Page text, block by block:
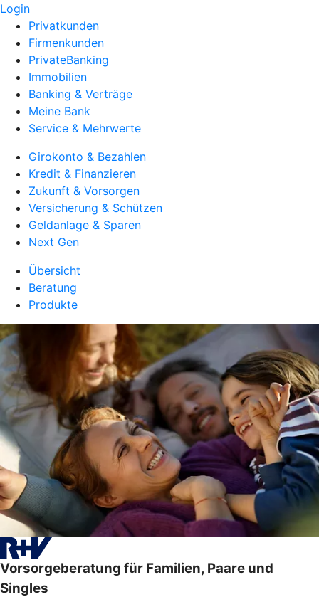
Login
Privatkunden
Firmenkunden
PrivateBanking
Immobilien
Banking & Verträge
Meine Bank
Service & Mehrwerte
Girokonto & Bezahlen
Kredit & Finanzieren
Zukunft & Vorsorgen
Versicherung & Schützen
Geldanlage & Sparen
Next Gen
Übersicht
Beratung
Produkte
Vorsorgeberatung für Familien, Paare und
Singles